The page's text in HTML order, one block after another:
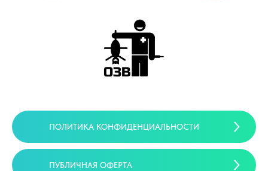
ПОЛИТИКА КОНФИДЕНЦИАЛЬНОСТИ
ПУБЛИЧНАЯ ОФЕРТА